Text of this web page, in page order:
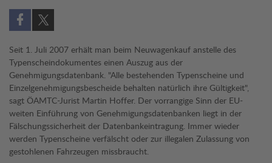
Auf Facebook teilen (öffnet in neuem Fenster)
Auf X teilen (öffnet in neuem Fenster)
Seit 1. Juli 2007 erhält man beim Neuwagenkauf anstelle des
Typenscheindokumentes einen Auszug aus der
Genehmigungsdatenbank. "Alle bestehenden Typenscheine und
Einzelgenehmigungsbescheide behalten natürlich ihre Gültigkeit",
sagt ÖAMTC-Jurist Martin Hoffer. Der vorrangige Sinn der EU-
weiten Einführung von Genehmigungsdatenbanken liegt in der
Fälschungssicherheit der Datenbankeintragung. Immer wieder
werden Typenscheine verfälscht oder zur illegalen Zulassung von
gestohlenen Fahrzeugen missbraucht.